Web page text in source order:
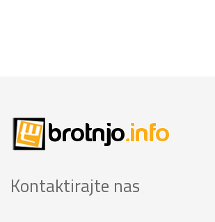
Kontaktirajte nas